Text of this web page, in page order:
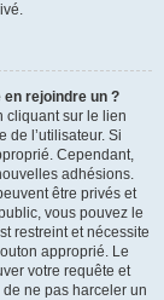
rejoindre un ?
cliquant sur le lien
de l’utilisateur. Si
Cependant,
adhésions.
être privés et
vous pouvez le
restreint et nécessite
approprié. Le
votre requête et
ne pas harceler un